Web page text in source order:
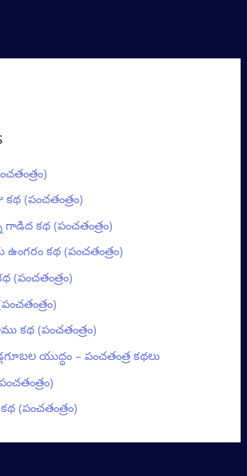
(పంచతంత్రం)
గాడిద కథ (పంచతంత్రం)
ఉంగరం కథ (పంచతంత్రం)
(పంచతంత్రం)
కథ (పంచతంత్రం)
యుద్ధం – పంచతంత్ర కథలు
(పంచతంత్రం)